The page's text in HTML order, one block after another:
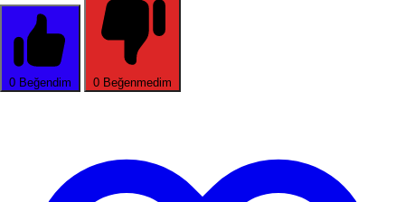
0 Beğendim 0 Beğenmedim